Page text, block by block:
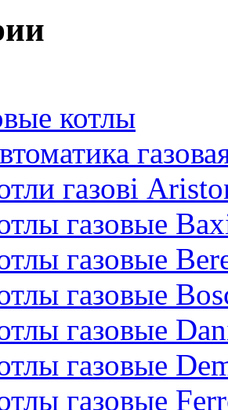
котлы
газові
газовые
газовые
газовые
газовые
газовые
газовые